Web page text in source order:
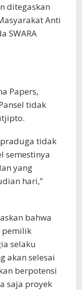
ditegaskan
Anti
SWARA
Papers,
tidak
tidak
semestinya
yang
hari,”
bahwa
pemilik
selaku
akan selesai
berpotensi
saja proyek